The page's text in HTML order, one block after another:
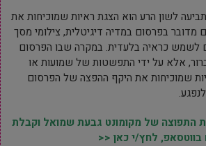
לשון הרע הוא הצגת ראיות שמוכיחות את
מדובר בפרסום במדיה דיגיטלית, צילומי מסך
לשמש כראיה בלעדית. במקרה שבו הפרסום
אלא על ידי התפשטות של שמועות או
שמוכיחות את היקף ההפצה של הפרסום
התפוצה של מקומונט גבעת שמואל וקבלת
בווטסאפ, לחץ/י כאן <<